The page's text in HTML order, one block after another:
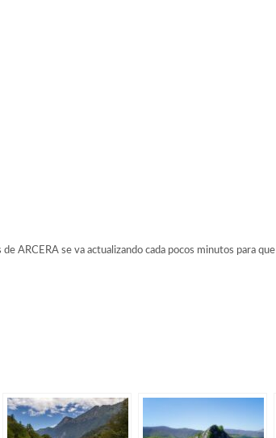
ARCERA se va actualizando cada pocos minutos para